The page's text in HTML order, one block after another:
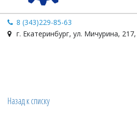
8 (343)229-85-63
г. Екатеринбург, ул. Мичурина, 217,
Назад к списку